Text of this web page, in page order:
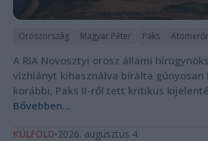
Oroszország Magyar Péter Paks
A RIA Novosztyi orosz állami
vízhiányt kihasználva bírálta gúnyosan
korábbi, Paks II-ről tett kritikus
Bővebben...
KÜLFÖLD 2026. augusztus 4.